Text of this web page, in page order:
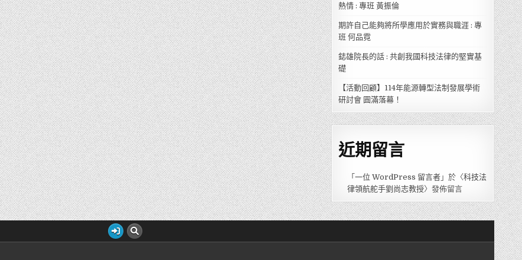
熱情 : 專班 黃振倫
期許自己能夠將所學應用於實務與職涯 : 專
班 何品霓
鋕雄院長的話 : 共創我國科技法律的堅實基
礎
【活動回顧】114年能源轉型法制發展學術
研討會 圓滿落幕！
近期留言
「一位 WordPress 留言者 」於〈科技法
律領航舵手劉尚志教授〉發佈留言